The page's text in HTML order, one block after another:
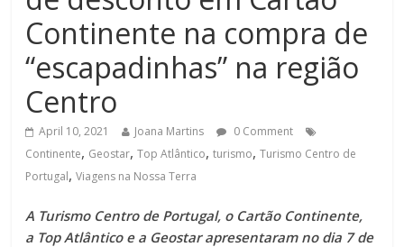
Continente na compra de
“escapadinhas” na região
Centro
April 10, 2021 Joana Martins
0 Comment
Continente, Geostar,Top Atlântico,turismo,Turismo Centro de
Portugal,Viagens na Nossa Terra
A Turismo Centro de Portugal, o Cartão Continente,
a Top Atlântico e a Geostar apresentaram no dia 7 de